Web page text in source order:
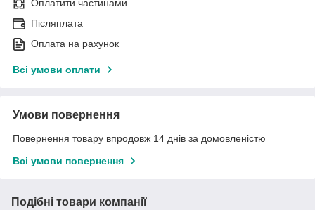
Оплатити частинами
Післяплата
Оплата на рахунок
Всі умови оплати
Умови повернення
Повернення товару впродовж 14 днів за домовленістю
Всі умови повернення
Подібні товари компанії